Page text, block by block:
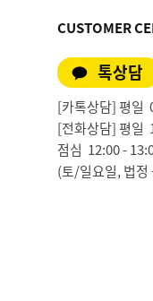
CUSTOMER
톡상담
[카톡상담] 평일
[전화상담] 평일
점심 12:00 -
(토/일요일, 법정